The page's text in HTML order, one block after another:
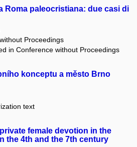
Roma paleocristiana: due casi di
Proceedings
in Conference without Proceedings
konceptu a město Brno
text
female devotion in the
the 4th and the 7th century